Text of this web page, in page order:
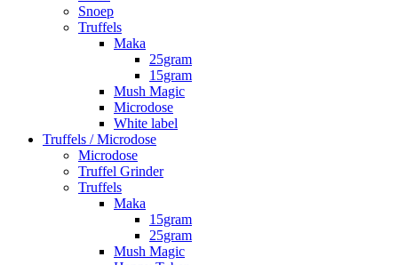
Snoep
Truffels
Maka
25gram
15gram
Mush Magic
Microdose
White label
Truffels / Microdose
Microdose
Truffel Grinder
Truffels
Maka
15gram
25gram
Mush Magic